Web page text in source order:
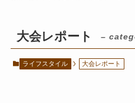
大会レポート –
ライフスタイル 大会レポート